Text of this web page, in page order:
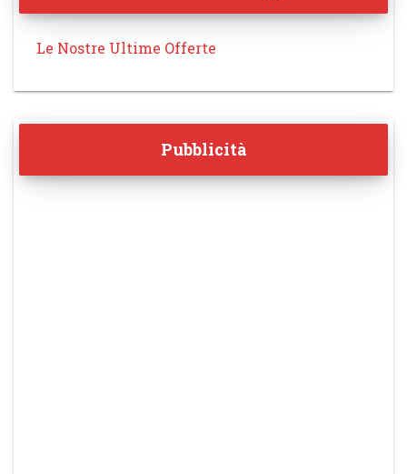
Le Nostre Ultime Offerte
Pubblicità